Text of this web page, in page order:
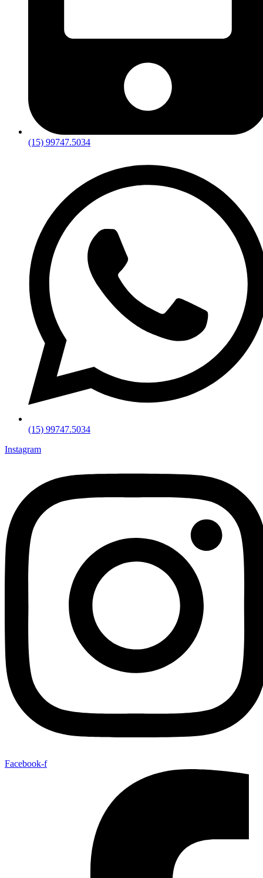
(15) 99747.5034
(15) 99747.5034
Instagram
Facebook-f